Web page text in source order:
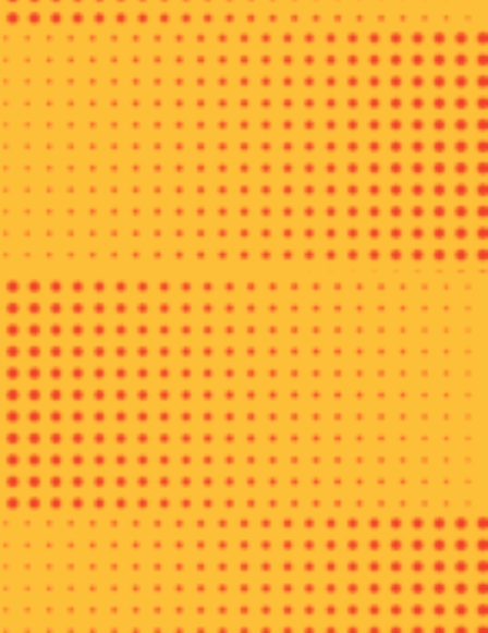
Hal ini disebabkan oleh pembatik di Batang ini kebanyakan
adalah muslim yang memegang teguh ajaran Islam, yang
dibawa oleh guru besar Pondok Pesantren setempat yaitu KH
Ahmad Rifai. Ia juga merupakan pejuang kemerdekaan di
zaman kolonial dan seorang pahlawan nasional. Sehingga
nama batik ini dinamai Rifaiyah.
Menurutnya anak-anak muda di Batang sekarang sudah mulai
meninggalkan kerajinan warisan budaya nusantara ini.
“Dulu saya anggap membatik biasa saja karena kebiasaan dari
kecil. Tapi saya diberitahu sama orang-orang yang meneliti
batik kalau batik ini satu-satunya di dunia. Saya baru sadar
kalau kita punya warisan luhur,” jelasnya.
Fadila, salah seorang perajin batik tulis Tiga Negeri sedang
ngalam yang memakan waktu kurang lebih tiga bulan.
Sementara Mutmainah perajin batik berusia muda (24 tahun)
menceritakan jika ia lebih senang memilih kerja sebagai
perajin batik.
“Saya senang jadi perajin batik karena hati saya tenang kalau
sedang membatik,” ujar perempuan yang baru tiga tahun lalu
menjadi perajin batik ini.
Dulu menurutnya membatik itu kurang keren, tapi dengan
membatik justru ia mendapat pengalaman yang menurutnya
luar biasa, yakni mengikuti pameran ke luar negeri, seperti ke
Singapura dan juga ke luar kota, yakni ke Batam.